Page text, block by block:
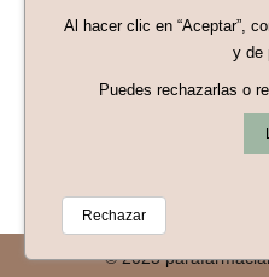
Políticas de
Términos y
© 2025
Al hacer clic en “Aceptar”,
y de
Puedes rechazarlas o
Rechazar